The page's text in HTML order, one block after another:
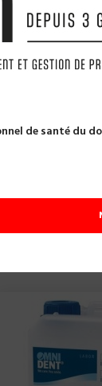
de santé du
LABORATOIRE